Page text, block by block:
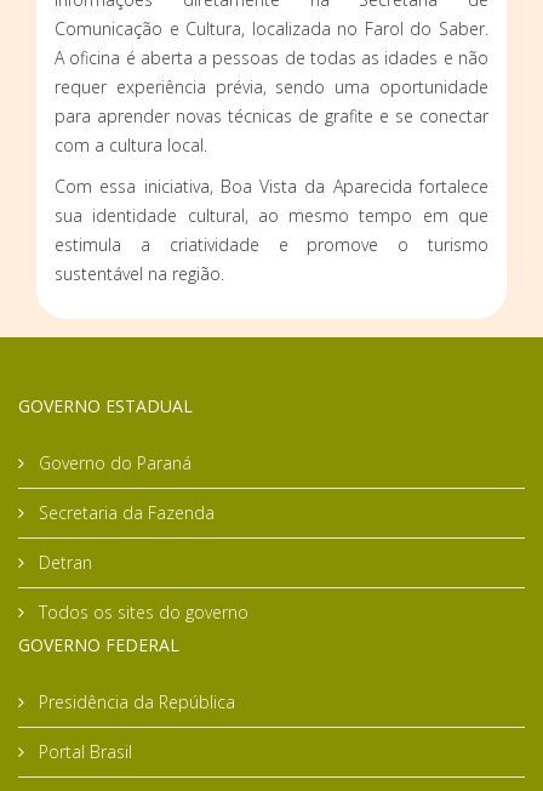
Comunicação e Cultura, localizada no Farol do Saber.
A oficina é aberta a pessoas de todas as idades e não
requer experiência prévia, sendo uma oportunidade
para aprender novas técnicas de grafite e se conectar
com a cultura local.
Com essa iniciativa, Boa Vista da Aparecida fortalece
sua identidade cultural, ao mesmo tempo em que
estimula a criatividade e promove o turismo
sustentável na região.
GOVERNO ESTADUAL
Governo do Paraná
Secretaria da Fazenda
Detran
Todos os sites do governo
GOVERNO FEDERAL
Presidência da República
Portal Brasil